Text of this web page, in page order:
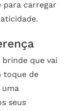
para carregar
que vai
toque de
seus